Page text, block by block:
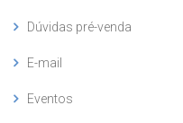
Dúvidas pré-venda
E-mail
Eventos